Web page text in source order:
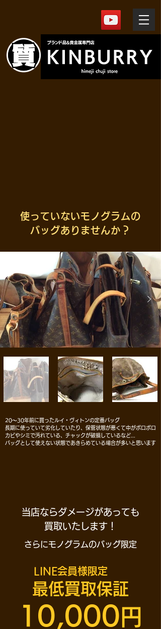
使っていないモノグラムの
バッグありませんか？
20～30年前に買ったルイ・ヴィトンの定番バッグ
長期に使っていて劣化していたり、保管状態が悪くて中がボロボロ
カビやシミで汚れている、 チャックが破損しているなど...
バッグとして使えない状態であきらめている場合が多いと思います
当店ならダメージがあっても
買取いたします！
さらに​モノグラムのバッグ限定
最低買取保証
10,000 円
​LINE会員様限定